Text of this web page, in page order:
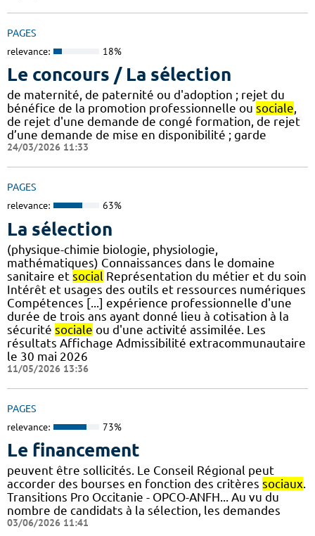
PAGES
relevance: 18%
Le concours / La sélection
de maternité, de paternité ou d'adoption ; rejet du
bénéfice de la promotion professionnelle ou sociale,
de rejet d'une demande de congé formation, de rejet
d’une demande de mise en disponibilité ; garde
24/03/2026 11:33
PAGES
relevance: 63%
La sélection
(physique-chimie biologie, physiologie,
mathématiques) Connaissances dans le domaine
sanitaire et social Représentation du métier et du soin
Intérêt et usages des outils et ressources numériques
Compétences [...] expérience professionnelle d'une
durée de trois ans ayant donné lieu à cotisation à la
sécurité sociale ou d'une activité assimilée. Les
résultats Affichage Admissibilité extracommunautaire
le 30 mai 2026
11/05/2026 13:36
PAGES
relevance: 73%
Le financement
peuvent être sollicités. Le Conseil Régional peut
accorder des bourses en fonction des critères sociaux.
Transitions Pro Occitanie - OPCO-ANFH... Au vu du
nombre de candidats à la sélection, les demandes
03/06/2026 11:41